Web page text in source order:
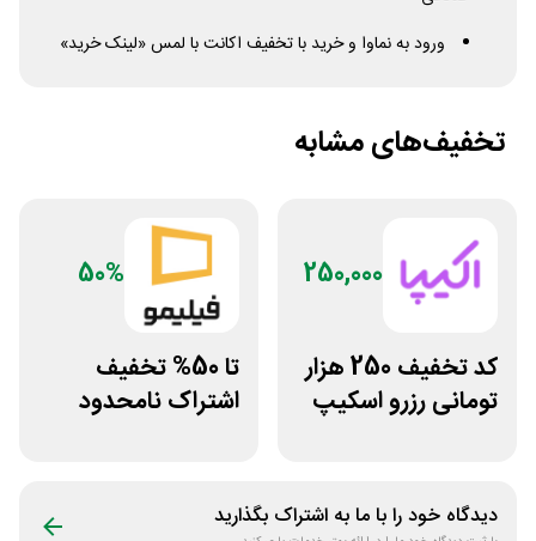
ورود به نماوا و خرید با تخفیف اکانت با لمس «لینک خرید»
تخفیف‌های مشابه
250,000
کد تخفیف 250 هزار
تومانی رزرو اسکیپ
50%
تا 50% تخفیف
اشتراک نامحدود
دیدگاه خود را با ما به اشتراک بگذارید